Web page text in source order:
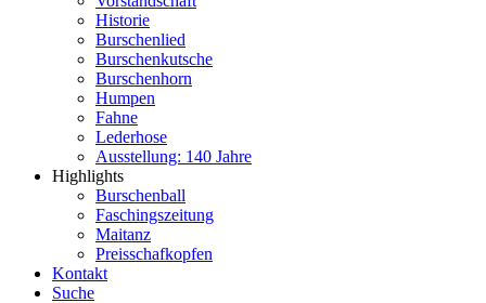
Historie
Burschenlied
Burschenkutsche
Burschenhorn
Humpen
Fahne
Lederhose
Ausstellung: 140 Jahre
Highlights
Burschenball
Faschingszeitung
Maitanz
Preisschafkopfen
Kontakt
Suche